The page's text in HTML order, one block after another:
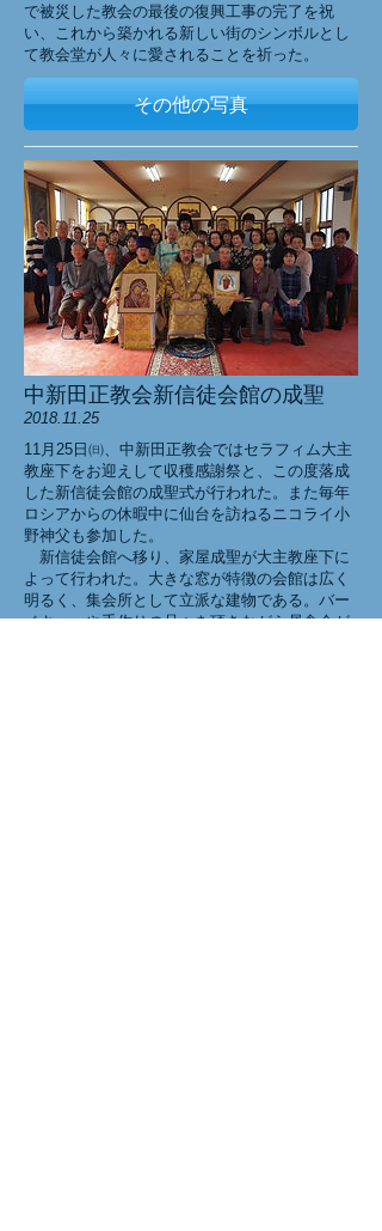
で被災した教会の最後の復興工事の完了を祝
い、これから築かれる新しい街のシンボルとし
て教会堂が人々に愛されることを祈った。
その他の写真
中新田正教会新信徒会館の成聖
2018.11.25
11月25日㈰、中新田正教会ではセラフィム大主
教座下をお迎えして収穫感謝祭と、この度落成
した新信徒会館の成聖式が行われた。また毎年
ロシアからの休暇中に仙台を訪ねるニコライ小
野神父も参加した。
新信徒会館へ移り、家屋成聖が大主教座下に
よって行われた。大きな窓が特徴の会館は広く
明るく、集会所として立派な建物である。バー
ベキューや手作りの品々を頂きながら昼食会が